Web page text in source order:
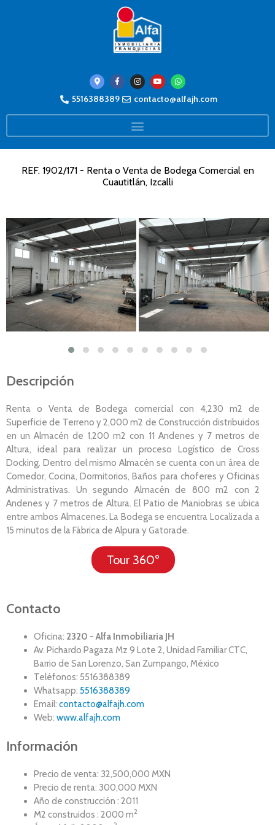
5516388389 contacto@alfajh.com
REF. 1902/171 - Renta o Venta de Bodega Comercial en
Cuautitlán, Izcalli
Descripción
Renta o Venta de Bodega comercial con 4,230 m2 de
Superficie de Terreno y 2,000 m2 de Construcción distribuidos
en un Almacén de 1,200 m2 con 11 Andenes y 7 metros de
Altura, ideal para realizar un proceso Logístico de Cross
Docking. Dentro del mismo Almacén se cuenta con un área de
Comedor, Cocina, Dormitorios, Baños para choferes y Oficinas
Administrativas. Un segundo Almacén de 800 m2 con 2
Andenes y 7 metros de Altura. El Patio de Maniobras se ubica
entre ambos Almacenes. La Bodega se encuentra Localizada a
15 minutos de la Fábrica de Alpura y Gatorade.
Tour 360º
Contacto
Oficina: 2320 - Alfa Inmobiliaria JH
Av. Pichardo Pagaza Mz 9 Lote 2, Unidad Familiar CTC,
Barrio de San Lorenzo, San Zumpango, México
Teléfonos: 5516388389
Whatsapp: 5516388389
Email: contacto@alfajh.com
Web: www.alfajh.com
Información
Precio de venta: 32,500,000 MXN
Precio de renta: 300,000 MXN
Año de construcción : 2011
M2 construidos : 2000 m2